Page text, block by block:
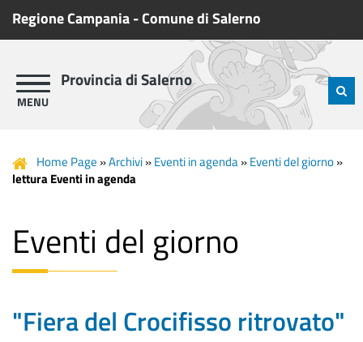
Regione Campania-Comune di Salerno
Provincia di Salerno
Home Page »Archivi»Eventi in agenda»Eventi del giorno»
lettura Eventi in agenda
Eventi del giorno
"Fiera del Crocifisso ritrovato"